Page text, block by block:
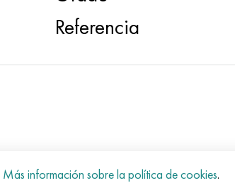
Referencia
Más información sobre la política de cookies.